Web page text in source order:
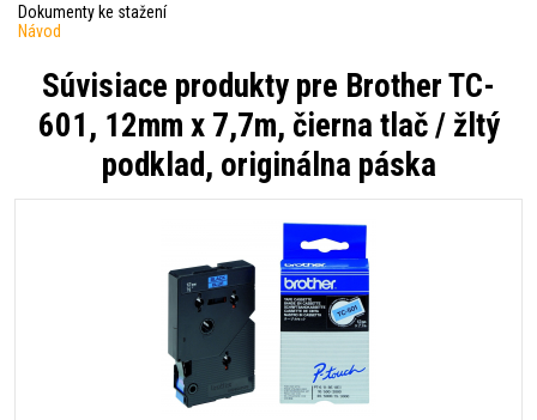
Dokumenty ke stažení
Návod
Súvisiace produkty pre Brother TC-
601, 12mm x 7,7m, čierna tlač / žltý
podklad, originálna páska